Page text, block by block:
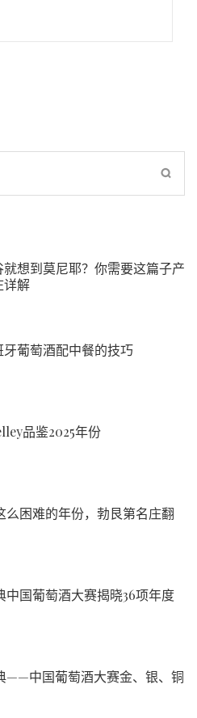
想到莫尼耶？你需要这篇子产
详解
葡萄酒配中餐的技巧
品鉴2025年份
么困难的年份，勃艮第名庄翻
中国葡萄酒大赛揭晓36项年度
——中国葡萄酒大赛金、银、铜